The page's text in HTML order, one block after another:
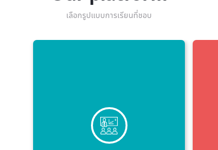
เลือกรูปแบบการเรียนที่ชอบ